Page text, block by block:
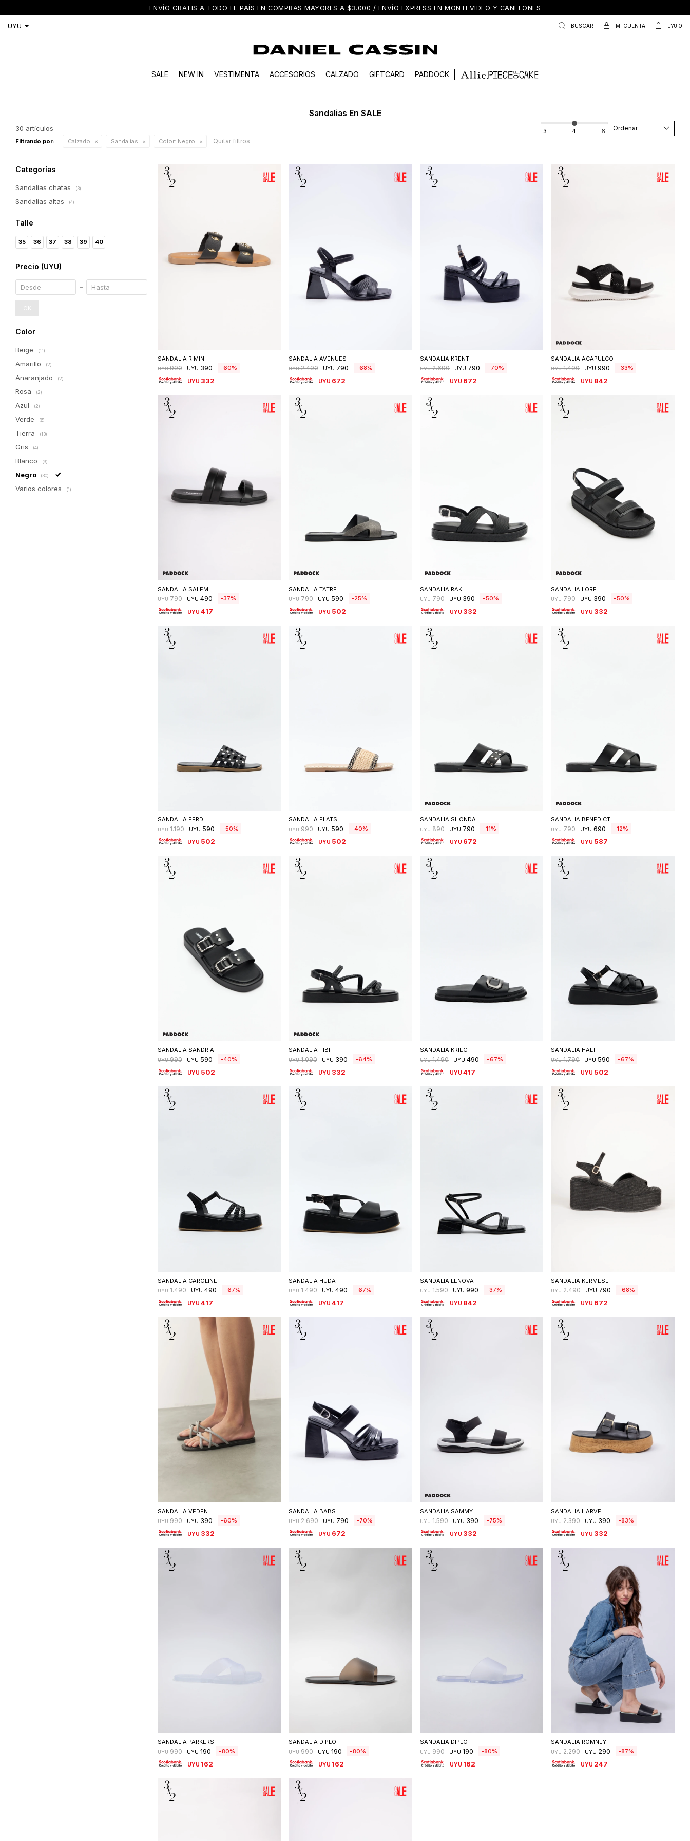
ENVÍO GRATIS A TODO EL PAÍS EN COMPRAS MAYORES A $3.000 / ENVÍO EXPRESS EN MONTEVIDEO Y CANELONES
SALE NEW IN VESTIMENTA ACCESORIOS CALZADO GIFTCARD PADDOCK
UYU 0
Sandalias En SALE
30 artículos Recomendados
Filtrando por: Calzado Sandalias Color: Negro Quitar filtros
SANDALIA RIMINI
UYU 990 UYU 390 60
UYU 332
SANDALIA AVENUES
UYU 2.490 UYU 790 68
UYU 672
SANDALIA KRENT
UYU 2.690 UYU 790 70
UYU 672
SANDALIA ACAPULCO
UYU 1.490 UYU 990 33
UYU 842
SANDALIA SALEMI
UYU 790 UYU 490 37
UYU 417
SANDALIA TATRE
UYU 790 UYU 590 25
UYU 502
SANDALIA RAK
UYU 790 UYU 390 50
UYU 332
SANDALIA LORF
UYU 790 UYU 390 50
UYU 332
SANDALIA PERD
UYU 1.190 UYU 590 50
UYU 502
SANDALIA PLATS
UYU 990 UYU 590 40
UYU 502
SANDALIA SHONDA
UYU 890 UYU 790 11
UYU 672
SANDALIA BENEDICT
UYU 790 UYU 690 12
UYU 587
SANDALIA SANDRIA
UYU 990 UYU 590 40
UYU 502
SANDALIA TIBI
UYU 1.090 UYU 390 64
UYU 332
SANDALIA KRIEG
UYU 1.490 UYU 490 67
UYU 417
SANDALIA HALT
UYU 1.790 UYU 590 67
UYU 502
SANDALIA CAROLINE
UYU 1.490 UYU 490 67
UYU 417
SANDALIA HUDA
UYU 1.490 UYU 490 67
UYU 417
SANDALIA LENOVA
UYU 1.590 UYU 990 37
UYU 842
SANDALIA KERMESE
UYU 2.490 UYU 790 68
UYU 672
SANDALIA VEDEN
UYU 990 UYU 390 60
UYU 332
SANDALIA BABS
UYU 2.690 UYU 790 70
UYU 672
SANDALIA SAMMY
UYU 1.590 UYU 390 75
UYU 332
SANDALIA HARVE
UYU 2.390 UYU 390 83
UYU 332
SANDALIA PARKERS
UYU 990 UYU 190 80
UYU 162
SANDALIA DIPLO
UYU 990 UYU 190 80
UYU 162
SANDALIA DIPLO
UYU 990 UYU 190 80
UYU 162
Seleccionar talle
SANDALIA ROMNEY
UYU 2.290 UYU 290 87
UYU 247
Categorías
Sandalias chatas (3)
Sandalias altas (4)
Talle
35 36 37 38 39 40
Precio (UYU)
OK
Color
Beige (11)
Amarillo (2)
Anaranjado (2)
Rosa (2)
Azul (2)
Verde (6)
Tierra (13)
Gris (4)
Blanco (9)
Negro (30)
Varios colores (1)